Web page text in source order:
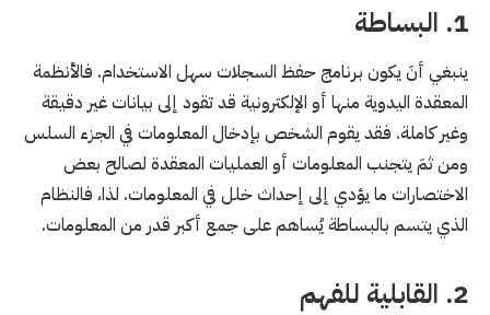
1. البساطة
ينبغي أنَ يكون برنامج حفظ السجلات سهل الاستخدام. فالأنظمة
المعقدة اليدوية منها أو الإلكترونية قد تقود إلى بيانات غير دقيقة
وغير كاملة. فقد يقوم الشخص بإدخال المعلومات في الجزء السلس
ومن ثمَ يتجنب المعلومات أو العمليات المعقدة لصالح بعض
الاختصارات ما يؤدي إلى إحداث خلل في المعلومات. لذا، فالنظام
الذي يتسم بالبساطة يُساهم على جمع أكبر قدر من المعلومات.
2. القابلية للفهم